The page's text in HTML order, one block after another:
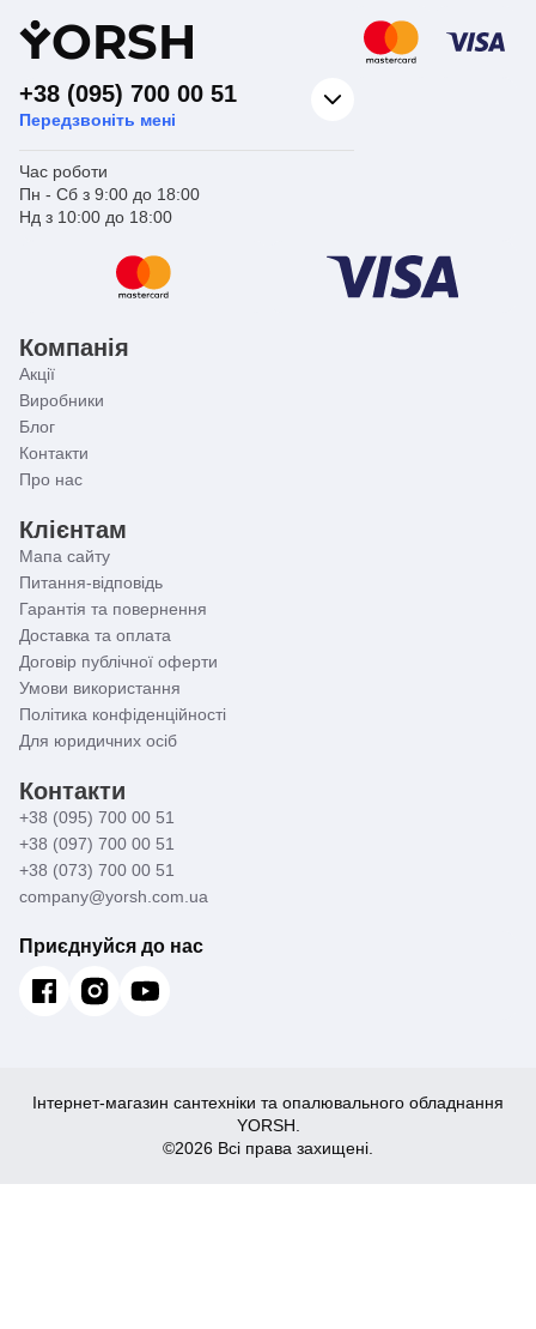
насосну систему без зайвих витрат часу та грошей!
Насолоджуйтесь надійністю та ефективністю вашої
системи з нашими якісними запчастинами та
професійною підтримкою.
YORSH
+38 (095) 700 00 51
Передзвоніть мені
Час роботи
Пн - Сб з 9:00 до 18:00
Нд з 10:00 до 18:00
Компанія
Акції
Виробники
Блог
Контакти
Про нас
Клієнтам
Мапа сайту
Питання-відповідь
Гарантія та повернення
Доставка та оплата
Договір публічної оферти
Умови використання
Політика конфіденційності
Для юридичних осіб
Контакти
+38 (095) 700 00 51
+38 (097) 700 00 51
+38 (073) 700 00 51
company@yorsh.com.ua
Приєднуйся до нас
Інтернет-магазин сантехніки та опалювального обладнання
YORSH.
©2026 Всі права захищені.